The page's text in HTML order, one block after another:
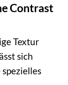
Contrast
Textur
sich